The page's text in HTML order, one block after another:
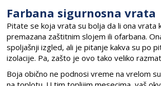
Farbana sigurnosna vrata
Pitate se koja vrata su bolja da li ona vrata
premazana zaštitnim slojem ili ofarbana.
spoljašnji izgled, ali je pitanje kakva su po
izolacije. Pa, zašto je ovo tako veliko
Boja obično ne podnosi vreme na vrelom